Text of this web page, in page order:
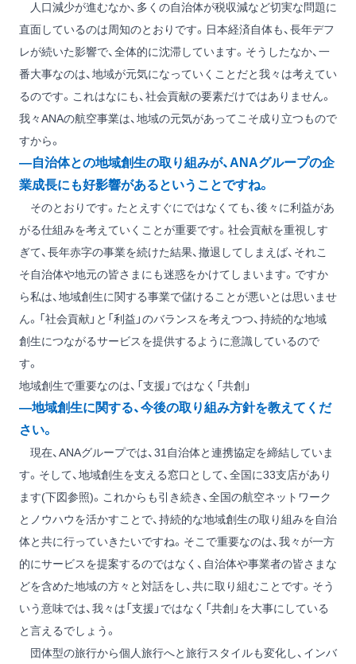
人口減少が進むなか、多くの自治体が税収減など切実な問題に
直面しているのは周知のとおりです。日本経済自体も、長年デフ
レが続いた影響で、全体的に沈滞しています。そうしたなか、一
番大事なのは、地域が元気になっていくことだと我々は考えてい
るのです。これはなにも、社会貢献の要素だけではありません。
我々ANAの航空事業は、地域の元気があってこそ成り立つもので
すから。
―自治体との地域創生の取り組みが、ANAグループの企
業成長にも好影響があるということですね。
そのとおりです。たとえすぐにではなくても、後々に利益があ
がる仕組みを考えていくことが重要です。社会貢献を重視しす
ぎて、長年赤字の事業を続けた結果、撤退してしまえば、それこ
そ自治体や地元の皆さまにも迷惑をかけてしまいます。ですか
ら私は、地域創生に関する事業で儲けることが悪いとは思いませ
ん。「社会貢献」と「利益」のバランスを考えつつ、持続的な地域
創生につながるサービスを提供するように意識しているので
す。
地域創生で重要なのは、「支援」ではなく「共創」
―地域創生に関する、今後の取り組み方針を教えてくだ
さい。
現在、ANAグループでは、31自治体と連携協定を締結していま
す。そして、地域創生を支える窓口として、全国に33支店があり
ます(下図参照)。これからも引き続き、全国の航空ネットワーク
とノウハウを活かすことで、持続的な地域創生の取り組みを自治
体と共に行っていきたいですね。そこで重要なのは、我々が一方
的にサービスを提案するのではなく、自治体や事業者の皆さまな
どを含めた地域の方々と対話をし、共に取り組むことです。そう
いう意味では、我々は「支援」ではなく「共創」を大事にしている
と言えるでしょう。
団体型の旅行から個人旅行へと旅行スタイルも変化し、インバ